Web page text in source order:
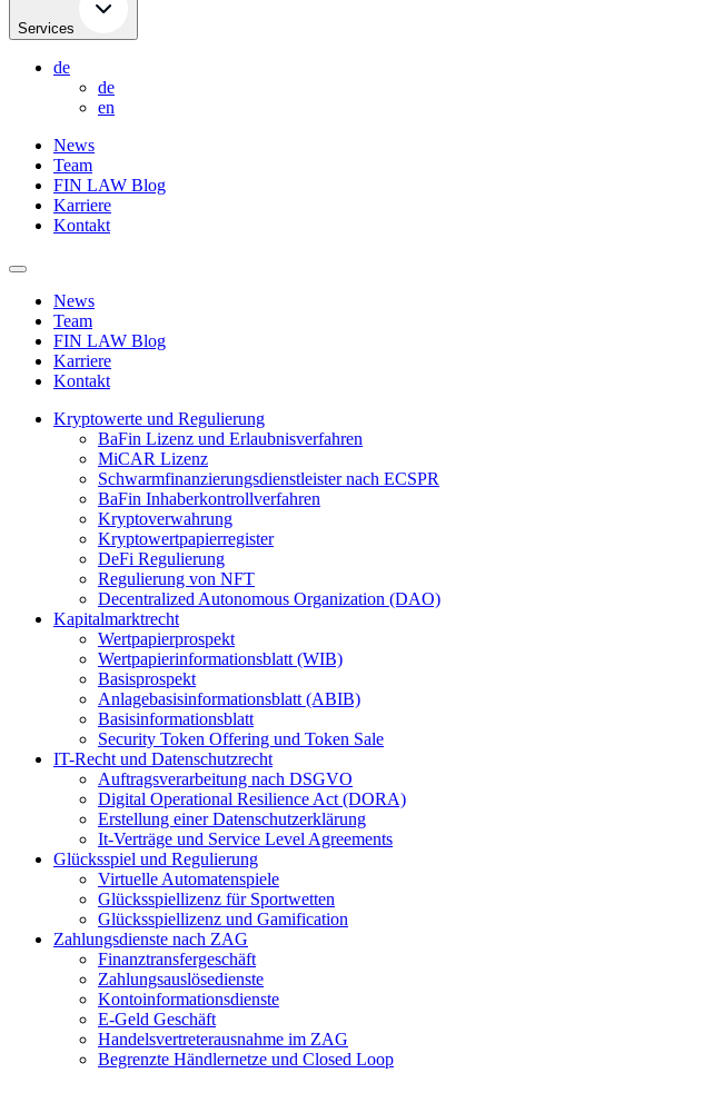
Services
de
de
en
News
Team
FIN LAW Blog
Karriere
Kontakt
News
Team
FIN LAW Blog
Karriere
Kontakt
Kryptowerte und Regulierung
BaFin Lizenz und Erlaubnisverfahren
MiCAR Lizenz
Schwarmfinanzierungsdienstleister nach ECSPR
BaFin Inhaberkontrollverfahren
Kryptoverwahrung
Kryptowertpapierregister
DeFi Regulierung
Regulierung von NFT
Decentralized Autonomous Organization (DAO)
Kapitalmarktrecht
Wertpapierprospekt
Wertpapierinformationsblatt (WIB)
Basisprospekt
Anlagebasisinformationsblatt (ABIB)
Basisinformationsblatt
Security Token Offering und Token Sale
IT-Recht und Datenschutzrecht
Auftragsverarbeitung nach DSGVO
Digital Operational Resilience Act (DORA)
Erstellung einer Datenschutzerklärung
It-Verträge und Service Level Agreements
Glücksspiel und Regulierung
Virtuelle Automatenspiele
Glücksspiellizenz für Sportwetten
Glücksspiellizenz und Gamification
Zahlungsdienste nach ZAG
Finanztransfergeschäft
Zahlungsauslösedienste
Kontoinformationsdienste
E-Geld Geschäft
Handelsvertreterausnahme im ZAG
Begrenzte Händlernetze und Closed Loop